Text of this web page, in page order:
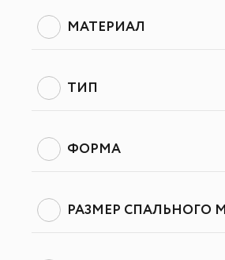
МАТЕРИАЛ
ТИП
ФОРМА
РАЗМЕР СПАЛЬНОГО